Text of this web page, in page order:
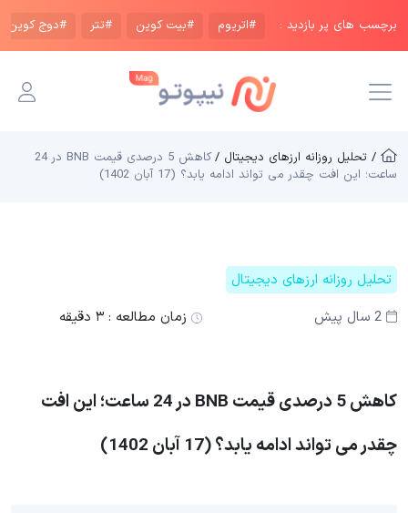
برچسب های پر بازدید : #اتریوم #بیت کوین #تتر #دوج کوین
/ تحلیل روزانه ارزهای دیجیتال /
کاهش 5 درصدی قیمت BNB در 24
ساعت؛ این افت چقدر می تواند ادامه یابد؟ (17 آبان 1402)
تحلیل روزانه ارزهای دیجیتال
2 سال پیش
زمان مطالعه : ۳ دقیقه
کاهش 5 درصدی قیمت BNB در 24 ساعت؛ این افت
چقدر می تواند ادامه یابد؟ (17 آبان 1402)